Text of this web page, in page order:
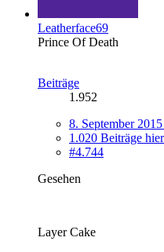
Leatherface69
Prince Of Death
Beiträge
1.952
8. September
1.020 Beiträge hier
#4.744
Gesehen
Layer Cake